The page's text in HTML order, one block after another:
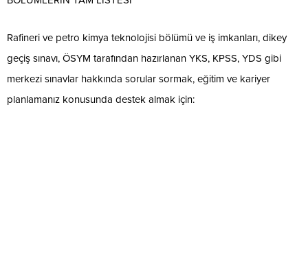
Rafineri ve petro kimya teknolojisi bölümü ve iş imkanları, dikey
geçiş sınavı, ÖSYM tarafından hazırlanan YKS, KPSS, YDS gibi
merkezi sınavlar hakkında sorular sormak, eğitim ve kariyer
planlamanız konusunda destek almak için: